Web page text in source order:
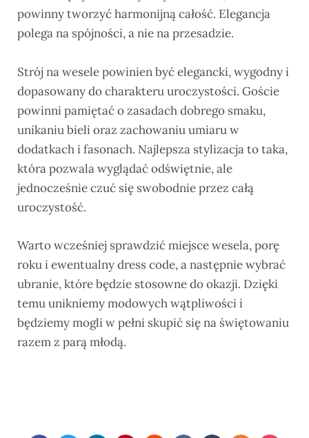
powinny tworzyć harmonijną całość. Elegancja
polega na spójności, a nie na przesadzie.
Strój na wesele powinien być elegancki, wygodny i
dopasowany do charakteru uroczystości. Goście
powinni pamiętać o zasadach dobrego smaku,
unikaniu bieli oraz zachowaniu umiaru w
dodatkach i fasonach. Najlepsza stylizacja to taka,
która pozwala wyglądać odświętnie, ale
jednocześnie czuć się swobodnie przez całą
uroczystość.
Warto wcześniej sprawdzić miejsce wesela, porę
roku i ewentualny dress code, a następnie wybrać
ubranie, które będzie stosowne do okazji. Dzięki
temu unikniemy modowych wątpliwości i
będziemy mogli w pełni skupić się na świętowaniu
razem z parą młodą.